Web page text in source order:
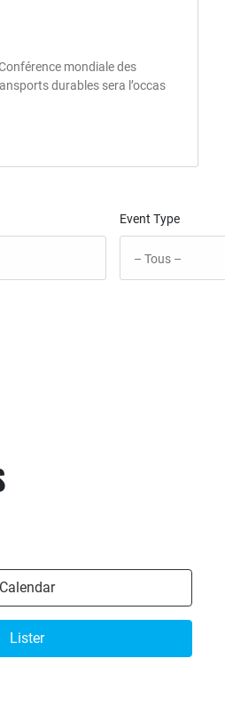
mondiale des
durables sera l’occas
Event Type
Calendar
Lister